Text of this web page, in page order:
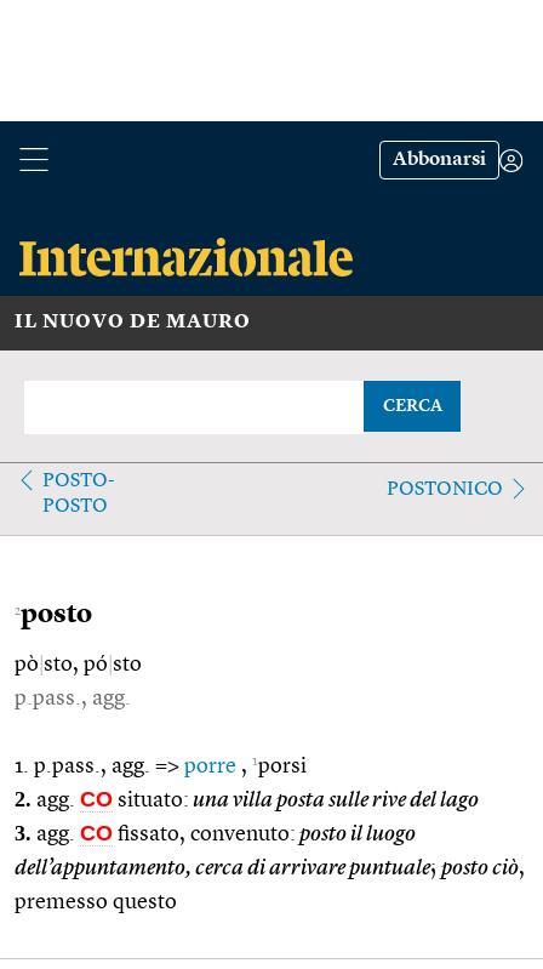
Abbonarsi
IL NUOVO DE MAURO
CERCA
POSTO-
POSTO
POSTONICO
2posto
pò sto, pó sto
p.pass., agg.
1. p.pass., agg. => porre , 1porsi
2. agg. CO situato: una villa posta sulle rive del lago
3. agg. CO fissato, convenuto: posto il luogo
dell’appuntamento, cerca di arrivare puntuale; posto ciò,
premesso questo